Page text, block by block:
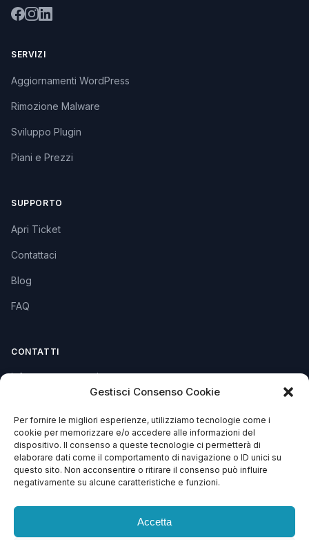
Gestisci Consenso Cookie
Per fornire le migliori esperienze, utilizziamo tecnologie come i
cookie per memorizzare e/o accedere alle informazioni del
dispositivo. Il consenso a queste tecnologie ci permetterà di
elaborare dati come il comportamento di navigazione o ID unici su
questo sito. Non acconsentire o ritirare il consenso può influire
negativamente su alcune caratteristiche e funzioni.
Accetta
SERVIZI
Aggiornamenti WordPress
Rimozione Malware
Sviluppo Plugin
Piani e Prezzi
SUPPORTO
Apri Ticket
Contattaci
Blog
FAQ
CONTATTI
info@soccorsowp.it
PEC: gtechgroup@pec.it
Privacy Policy
Cookie Policy
Termini e Condizioni